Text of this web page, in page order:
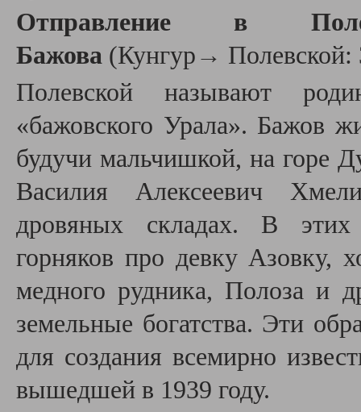
Отправление в
Бажова (Кунгур→ Полевской:
Полевской называют
«бажовского Урала». Бажов
будучи мальчишкой, на горе
Василия Алексеевич
дровяных складах. В этих
горняков про девку Азовку,
медного рудника, Полоза и
земельные богатства. Эти
для создания всемирно
вышедшей в 1939 году.